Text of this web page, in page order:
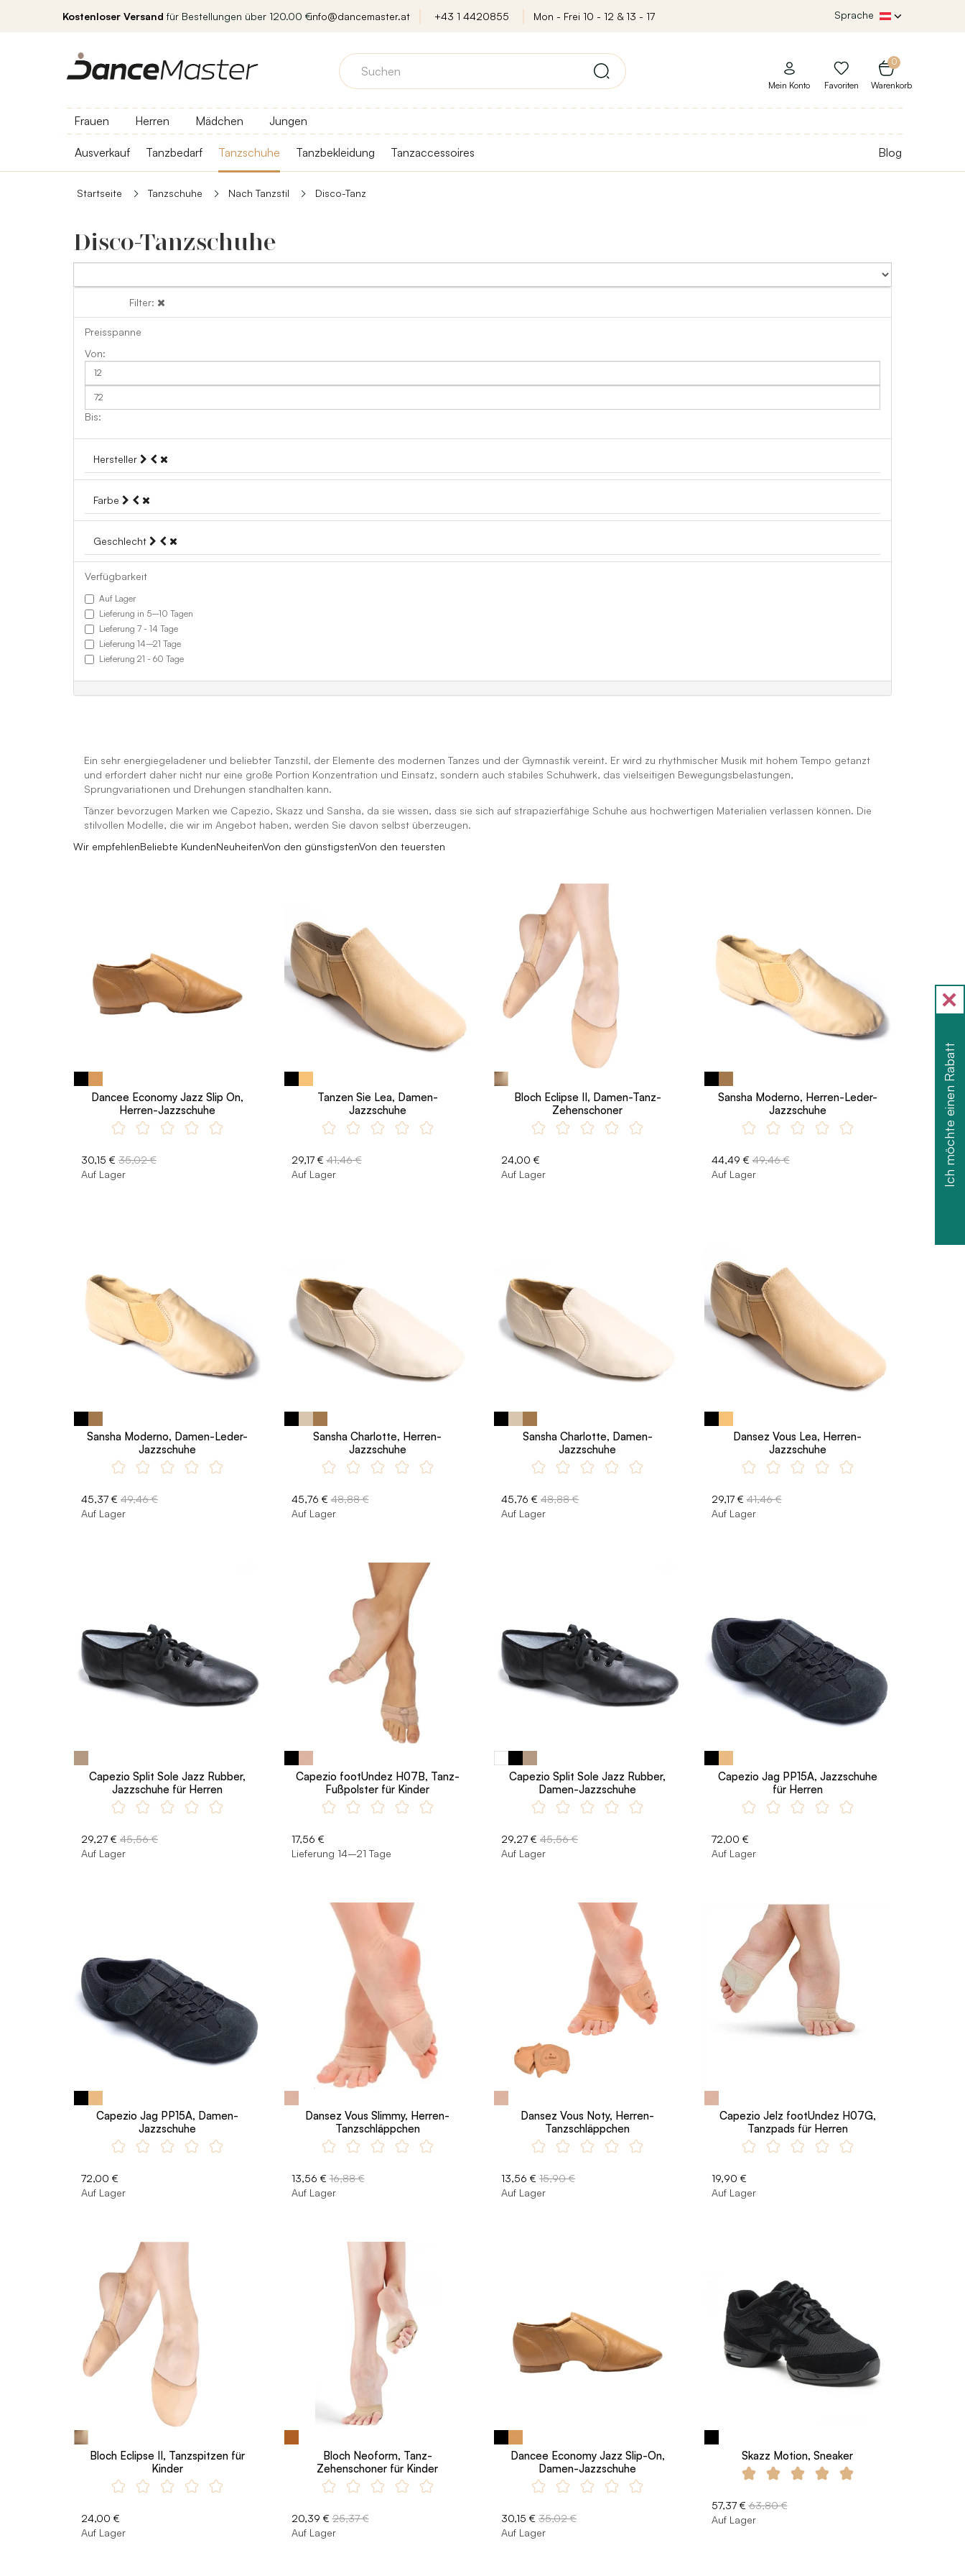
Kostenloser Versand für Bestellungen über 120.00 €info@dancemaster.at +43 1 4420855 Mon - Frei 10 - 12 & 13 - 17 Sprache
0
Warenkorb
Mein Konto Favoriten
Frauen Herren Mädchen Jungen
Ausverkauf Tanzbedarf Tanzschuhe Tanzbekleidung Tanzaccessoires Blog
Startseite Tanzschuhe Nach Tanzstil Disco-Tanz
Disco-Tanzschuhe
Filter:
Preisspanne
Hersteller
Farbe
Geschlecht
Verfügbarkeit
Auf Lager
Lieferung in 5–10 Tagen
Lieferung 7 - 14 Tage
Lieferung 14–21 Tage
Lieferung 21 - 60 Tage
Ein sehr energiegeladener und beliebter Tanzstil, der Elemente des modernen Tanzes und der Gymnastik vereint. Er wird zu rhythmischer Musik mit hohem Tempo getanzt
und erfordert daher nicht nur eine große Portion Konzentration und Einsatz, sondern auch stabiles Schuhwerk, das vielseitigen Bewegungsbelastungen,
Sprungvariationen und Drehungen standhalten kann.
Tänzer bevorzugen Marken wie Capezio, Skazz und Sansha, da sie wissen, dass sie sich auf strapazierfähige Schuhe aus hochwertigen Materialien verlassen können. Die
stilvollen Modelle, die wir im Angebot haben, werden Sie davon selbst überzeugen.
Wir empfehlenBeliebte KundenNeuheitenVon den günstigstenVon den teuersten
Dancee Economy Jazz Slip On,
Herren-Jazzschuhe
30,15 € 35,02 €
Auf Lager
Tanzen Sie Lea, Damen-
Jazzschuhe
29,17 € 41,46 €
Auf Lager
Bloch Eclipse II, Damen-Tanz-
Zehenschoner
24,00 €
Auf Lager
Sansha Moderno, Herren-Leder-
Jazzschuhe
44,49 € 49,46 €
Auf Lager
Sansha Moderno, Damen-Leder-
Jazzschuhe
45,37 € 49,46 €
Auf Lager
Sansha Charlotte, Herren-
Jazzschuhe
45,76 € 48,88 €
Auf Lager
Sansha Charlotte, Damen-
Jazzschuhe
45,76 € 48,88 €
Auf Lager
Dansez Vous Lea, Herren-
Jazzschuhe
29,17 € 41,46 €
Auf Lager
Capezio Split Sole Jazz Rubber,
Jazzschuhe für Herren
29,27 € 45,56 €
Auf Lager
Capezio footUndez H07B, Tanz-
Fußpolster für Kinder
17,56 €
Lieferung 14–21 Tage
Capezio Split Sole Jazz Rubber,
Damen-Jazzschuhe
29,27 € 45,56 €
Auf Lager
Capezio Jag PP15A, Jazzschuhe
für Herren
72,00 €
Auf Lager
Capezio Jag PP15A, Damen-
Jazzschuhe
72,00 €
Auf Lager
Dansez Vous Slimmy, Herren-
Tanzschläppchen
13,56 € 16,88 €
Auf Lager
Dansez Vous Noty, Herren-
Tanzschläppchen
13,56 € 15,90 €
Auf Lager
Capezio Jelz footUndez H07G,
Tanzpads für Herren
19,90 €
Auf Lager
Bloch Eclipse II, Tanzspitzen für
Kinder
24,00 €
Auf Lager
Bloch Neoform, Tanz-
Zehenschoner für Kinder
20,39 € 25,37 €
Auf Lager
Dancee Economy Jazz Slip-On,
Damen-Jazzschuhe
30,15 € 35,02 €
Auf Lager
Skazz Motion, Sneaker
57,37 € 63,80 €
Auf Lager
Ich möchte einen Rabatt